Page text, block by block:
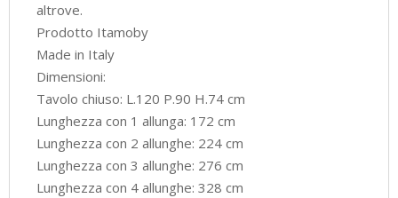
altrove.
Prodotto Itamoby
Made in Italy
Dimensioni:
Tavolo chiuso: L.120 P.90 H.74 cm
Lunghezza con 1 allunga: 172 cm
Lunghezza con 2 allunghe: 224 cm
Lunghezza con 3 allunghe: 276 cm
Lunghezza con 4 allunghe: 328 cm